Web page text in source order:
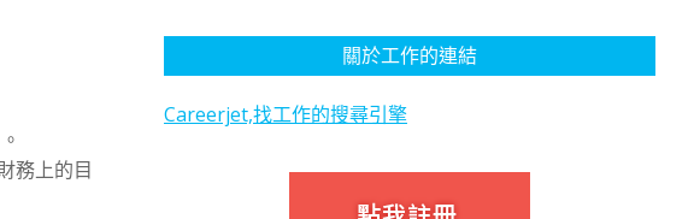
務上的目
關於工作的連結
Careerjet,找工作的搜尋引擎